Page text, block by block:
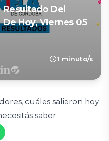
Del
Hoy, Viernes 05
1 minuto/s
cuáles salieron hoy
saber.